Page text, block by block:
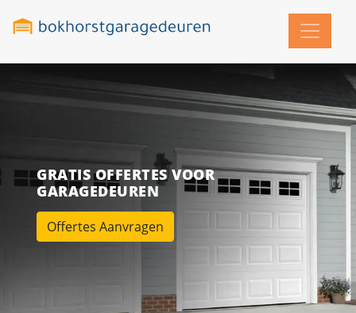
GRATIS OFFERTES VOOR
GARAGEDEUREN
Offertes Aanvragen